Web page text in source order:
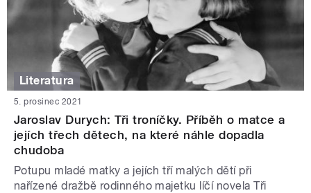
Literatura
5. prosinec 2021
Jaroslav Durych: Tři troníčky. Příběh o matce a
jejích třech dětech, na které náhle dopadla
chudoba
Potupu mladé matky a jejích tří malých dětí při
nařízené dražbě rodinného majetku líčí novela Tři